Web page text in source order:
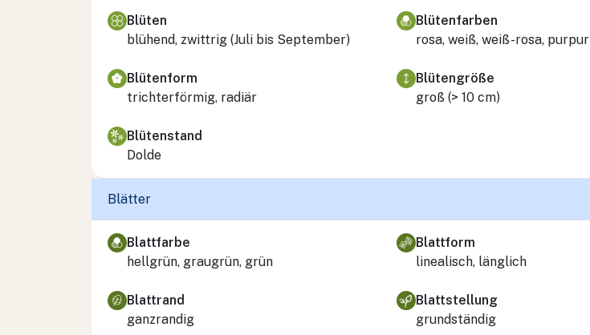
Blüten
blühend, zwittrig (Juli bis September)
Blütenfarben
rosa, weiß, weiß-rosa, purpur
Blütenform
trichterförmig, radiär
Blütengröße
groß (> 10 cm)
Blütenstand
Dolde
Blätter
Blattfarbe
hellgrün, graugrün, grün
Blattform
linealisch, länglich
Blattrand
ganzrandig
Blattstellung
grundständig